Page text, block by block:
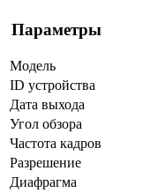
Параметры
Модель
ID устройства
Дата выхода
Угол обзора
Частота кадров
Разрешение
Диафрагма